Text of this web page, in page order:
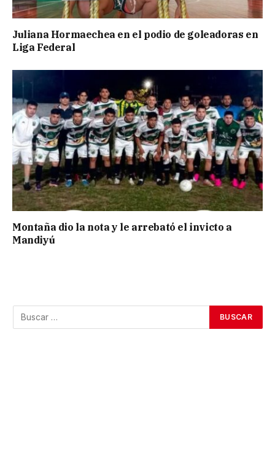
Juliana Hormaechea en el podio de goleadoras en
Liga Federal
Montaña dio la nota y le arrebató el invicto a
Mandiyú